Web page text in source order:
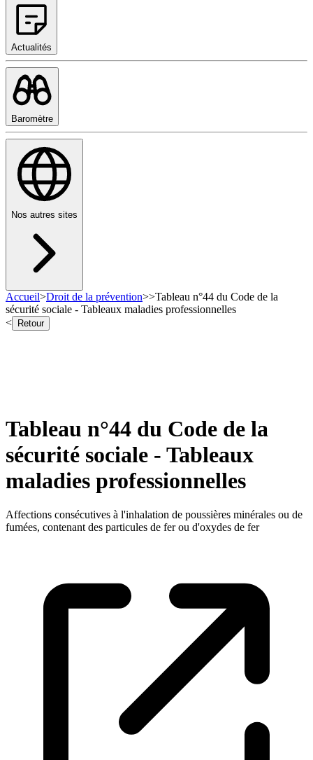
Actualités
Baromètre
Nos autres sites
Accueil>Droit de la prévention>>Tableau n°44 du Code de la
sécurité sociale - Tableaux maladies professionnelles
<
Retour
Tableau n°44 du Code de la
sécurité sociale - Tableaux
maladies professionnelles
Affections consécutives à l'inhalation de poussières minérales ou de
fumées, contenant des particules de fer ou d'oxydes de fer